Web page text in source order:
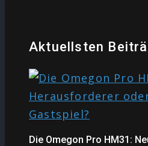
Aktuellsten
Die Omegon Pro HM31: